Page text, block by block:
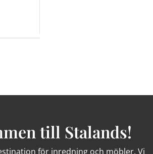
till Stalands!
för inredning och möbler. Vi